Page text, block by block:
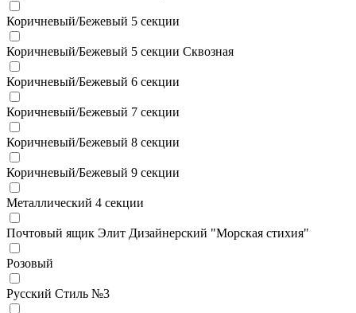
Коричневый/Бежевый 5 секции
Коричневый/Бежевый 5 секции Сквозная
Коричневый/Бежевый 6 секции
Коричневый/Бежевый 7 секции
Коричневый/Бежевый 8 секции
Коричневый/Бежевый 9 секции
Металлический 4 секции
Почтовый ящик Элит Дизайнерский "Морская стихия"
Розовый
Русский Стиль №3